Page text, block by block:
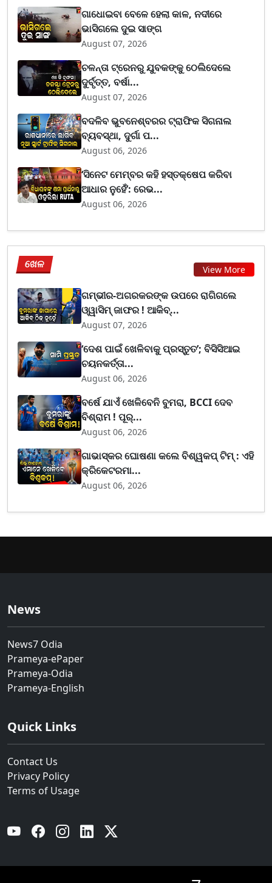
ଗାଧୋଇବା ବେଳେ ହେଲା କାଳ, ନଦୀରେ
ଭାସିଗଲେ ଦୁଇ ସାଙ୍ଗ
August 07, 2026
ଚଳନ୍ତା ଟ୍ରେନରୁ ଯୁବକଙ୍କୁ ଠେଲିଦେଲେ
ଦୁର୍ବୃତ୍ତ, ବର୍ଷା...
August 07, 2026
ବଦଳିବ ଭୁବନେଶ୍ବରର ଟ୍ରାଫିକ ସିଗନାଲ
ବ୍ୟବସ୍ଥା, ଦୁର୍ଗା ପ...
August 06, 2026
‘ସିନେଟ ମେମ୍ବର କହି ହସ୍ତକ୍ଷେପ କରିବା
ଆଧାର ନୁହେଁ’: ରେଭ...
August 06, 2026
ଖେଳ View More
ଗମ୍ଭୀର-ଅଗରକରଙ୍କ ଉପରେ ରାଗିଗଲେ
ଓ୍ୱାସିମ୍ ଜାଫର ! ଆକିବ୍...
August 07, 2026
‘ଦେଶ ପାଇଁ ଖେଳିବାକୁ ପ୍ରସ୍ତୁତ’; ବିସିସିଆଇ
ଚୟନକର୍ତ୍ତା...
August 06, 2026
ବର୍ଷେ ଯାଏଁ ଖେଳିବେନି ବୁମରା, BCCI ଦେବ
ବିଶ୍ରାମ ! ପୂର୍...
August 06, 2026
ଗାଭାସ୍କର ଘୋଷଣା କଲେ ବିଶ୍ୱକପ୍ ଟିମ୍ : ଏହି
କ୍ରିକେଟରମା...
August 06, 2026
News
News7 Odia
Prameya-ePaper
Prameya-Odia
Prameya-English
Quick Links
Contact Us
Privacy Policy
Terms of Usage
YouTube Facebook Instagram Linkedin